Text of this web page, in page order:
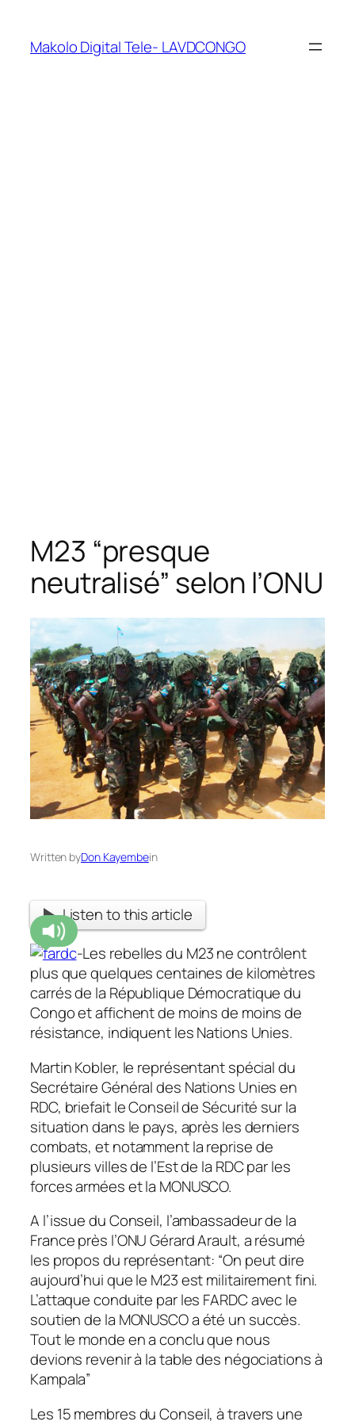
Makolo Digital Tele- LAVDCONGO
M23 “presque
neutralisé” selon l’ONU
Written byDon Kayembein
Listen to this article
-Les rebelles du M23 ne contrôlent
plus que quelques centaines de kilomètres
carrés de la République Démocratique du
Congo et affichent de moins de moins de
résistance, indiquent les Nations Unies.
Martin Kobler, le représentant spécial du
Secrétaire Général des Nations Unies en
RDC, briefait le Conseil de Sécurité sur la
situation dans le pays, après les derniers
combats, et notamment la reprise de
plusieurs villes de l’Est de la RDC par les
forces armées et la MONUSCO.
A l’issue du Conseil, l’ambassadeur de la
France près l’ONU Gérard Arault, a résumé
les propos du représentant: “On peut dire
aujourd’hui que le M23 est militairement fini.
L’attaque conduite par les FARDC avec le
soutien de la MONUSCO a été un succès.
Tout le monde en a conclu que nous
devions revenir à la table des négociations à
Kampala”
Les 15 membres du Conseil, à travers une